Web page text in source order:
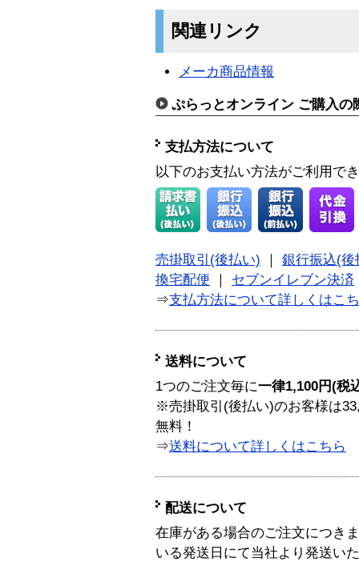
関連リンク
メーカ商品情報
ぷらっとオンライン ご購入の
支払方法について
以下のお支払い方法がご利用で
売掛取引(後払い)
銀行振込(後
換宅配便
セブンイレブン決済
⇒支払方法について詳しくはこ
送料について
1つのご注文毎に一律1,100円(税
※売掛取引(後払い)のお客様は
無料！
⇒送料について詳しくはこちら
配送について
在庫がある場合のご注文につき
いる発送日にて当社より発送い